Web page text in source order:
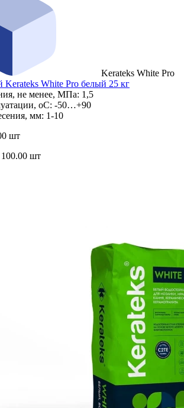
Kerateks White Pro
Kerateks White Pro белый 25 кг
не менее, МПа: 1,5
оС: -50…+90
мм: 1-10
шт
100.00 шт